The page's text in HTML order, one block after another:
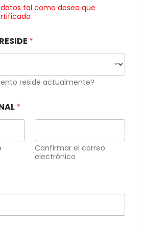
datos tal como desea que
*
reside actualmente?
*
Confirmar el correo
electrónico